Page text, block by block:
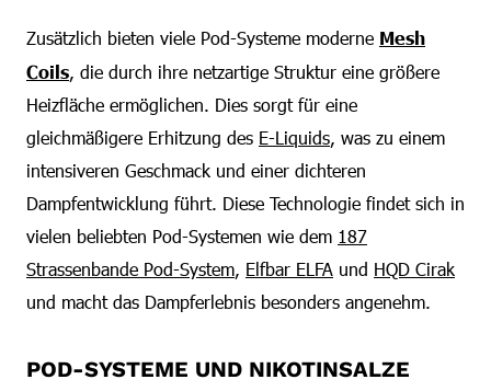
Zusätzlich bieten viele Pod-Systeme moderne Mesh
Coils, die durch ihre netzartige Struktur eine größere
Heizfläche ermöglichen. Dies sorgt für eine
gleichmäßigere Erhitzung des E-Liquids, was zu einem
intensiveren Geschmack und einer dichteren
Dampfentwicklung führt. Diese Technologie findet sich in
vielen beliebten Pod-Systemen wie dem 187
Strassenbande Pod-System, Elfbar ELFA und HQD Cirak
und macht das Dampferlebnis besonders angenehm.
POD-SYSTEME UND NIKOTINSALZE